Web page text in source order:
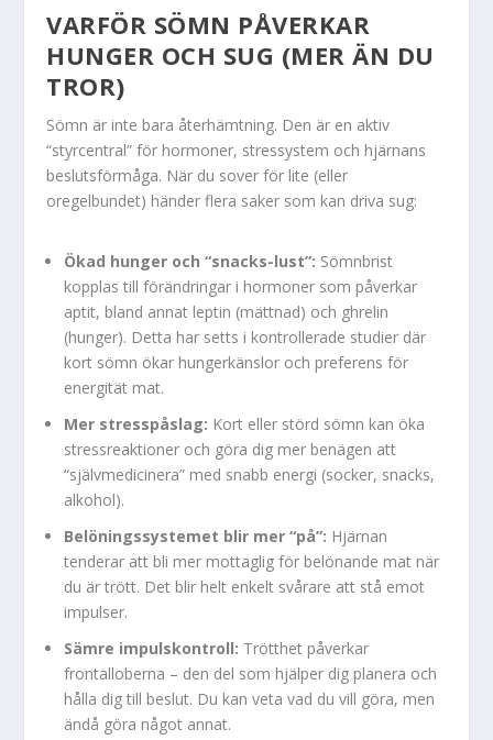
VARFÖR SÖMN PÅVERKAR
HUNGER OCH SUG (MER ÄN DU
TROR)
Sömn är inte bara återhämtning. Den är en aktiv
“styrcentral” för hormoner, stressystem och hjärnans
beslutsförmåga. När du sover för lite (eller
oregelbundet) händer flera saker som kan driva sug:
Ökad hunger och “snacks-lust”: Sömnbrist
kopplas till förändringar i hormoner som påverkar
aptit, bland annat leptin (mättnad) och ghrelin
(hunger). Detta har setts i kontrollerade studier där
kort sömn ökar hungerkänslor och preferens för
energität mat.
Mer stresspåslag: Kort eller störd sömn kan öka
stressreaktioner och göra dig mer benägen att
“självmedicinera” med snabb energi (socker, snacks,
alkohol).
Belöningssystemet blir mer “på”: Hjärnan
tenderar att bli mer mottaglig för belönande mat när
du är trött. Det blir helt enkelt svårare att stå emot
impulser.
Sämre impulskontroll: Trötthet påverkar
frontalloberna – den del som hjälper dig planera och
hålla dig till beslut. Du kan veta vad du vill göra, men
ändå göra något annat.